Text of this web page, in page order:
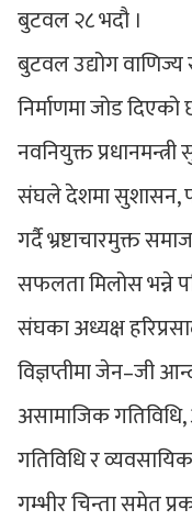
बुटवल २८ भदौ ।
बुटवल उद्योग
निर्माणमा जोड दिएको
नवनियुक्त
संघले देशमा सुशासन,
गर्दै भ्रष्टाचारमुक्त
सफलता मिलोस भन्ने
संघका अध्यक्ष
विज्ञप्तीमा जेन–जी
असामाजिक
गतिविधि र
गम्भीर चिन्ता समेत